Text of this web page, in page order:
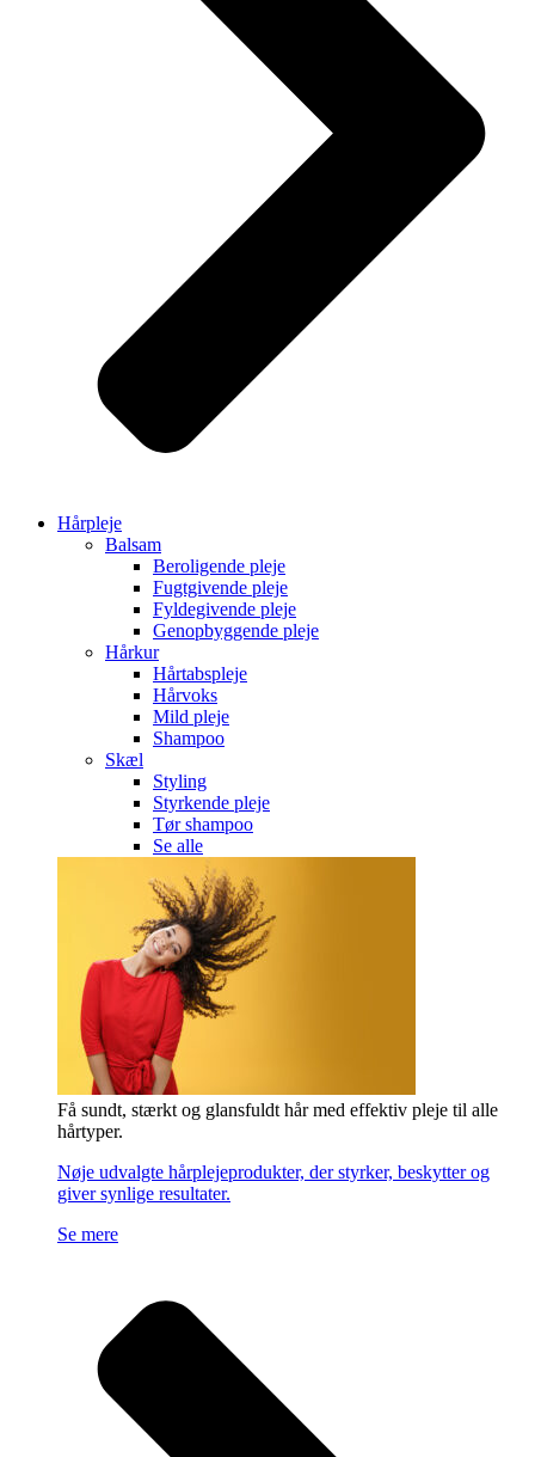
Hårpleje
Balsam
Beroligende pleje
Fugtgivende pleje
Fyldegivende pleje
Genopbyggende pleje
Hårkur
Hårtabspleje
Hårvoks
Mild pleje
Shampoo
Skæl
Styling
Styrkende pleje
Tør shampoo
Se alle
Få sundt, stærkt og glansfuldt hår med effektiv pleje til alle
hårtyper.
Nøje udvalgte hårplejeprodukter, der styrker, beskytter og
giver synlige resultater.
Se mere